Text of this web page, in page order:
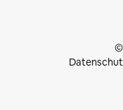
©